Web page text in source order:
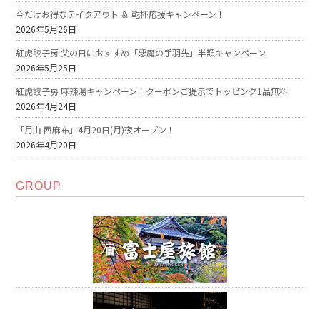
今だけお得なテイクアウト ＆ 乾杯応援キャンペーン！
2026年5月26日
紅虎餃子房 父の日におすすめ「悪魔の手羽先」半額キャンペーン
2026年5月25日
紅虎餃子房 麻辣湯キャンペーン！クーポンご提示でトッピング1品無料
2026年4月24日
「月山 西麻布」4月20日(月)夜オープン！
2026年4月20日
GROUP